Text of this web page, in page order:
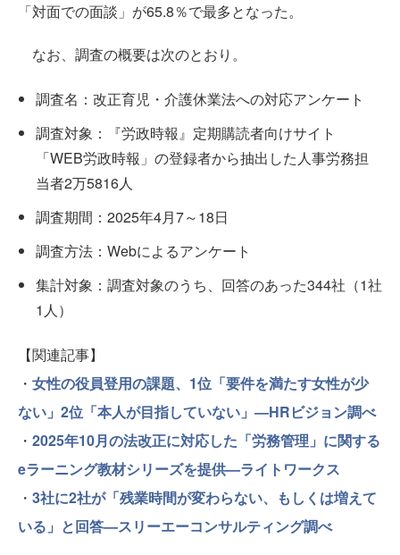
「対面での面談」が65.8％で最多となった。
なお、調査の概要は次のとおり。
調査名：改正育児・介護休業法への対応アンケート
調査対象：『労政時報』定期購読者向けサイト
「WEB労政時報」の登録者から抽出した人事労務担
当者2万5816人
調査期間：2025年4月7～18日
調査方法：Webによるアンケート
集計対象：調査対象のうち、回答のあった344社（1社
1人）
【関連記事】
・ 女性の役員登用の課題、1位「要件を満たす女性が少
ない」2位「本人が目指していない」—HRビジョン調べ
・ 2025年10月の法改正に対応した「労務管理」に関する
eラーニング教材シリーズを提供—ライトワークス
・ 3社に2社が「残業時間が変わらない、もしくは増えて
いる」と回答—スリーエーコンサルティング調べ